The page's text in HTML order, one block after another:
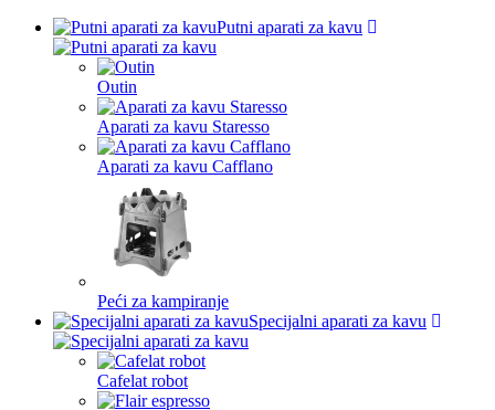
Putni aparati za kavu
Outin
Aparati za kavu Staresso
Aparati za kavu Cafflano
Peći za kampiranje
Specijalni aparati za kavu
Cafelat robot